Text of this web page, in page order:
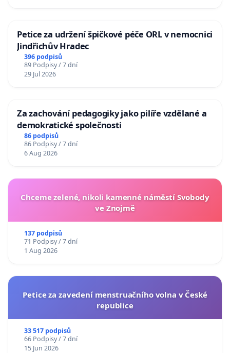
Petice za udržení špičkové péče ORL v nemocnici
Jindřichův Hradec
396 podpisů
89 Podpisy / 7 dní
29 Jul 2026
Za zachování pedagogiky jako pilíře vzdělané a
demokratické společnosti
86 podpisů
86 Podpisy / 7 dní
6 Aug 2026
Chceme zelené, nikoli kamenné náměstí Svobody
ve Znojmě
137 podpisů
71 Podpisy / 7 dní
1 Aug 2026
Petice za zavedení menstruačního volna v České
republice
33 517 podpisů
66 Podpisy / 7 dní
15 Jun 2026